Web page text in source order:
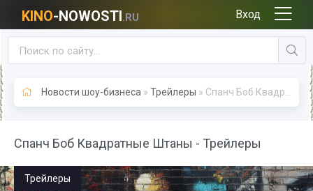
KINO-NOWOSTI.RU Вход
Новости шоу-бизнеса » Трейлеры » Спанч Боб Квадратные Штаны - Трейлеры
Спанч Боб Квадратные Штаны - Трейлеры
Трейлеры